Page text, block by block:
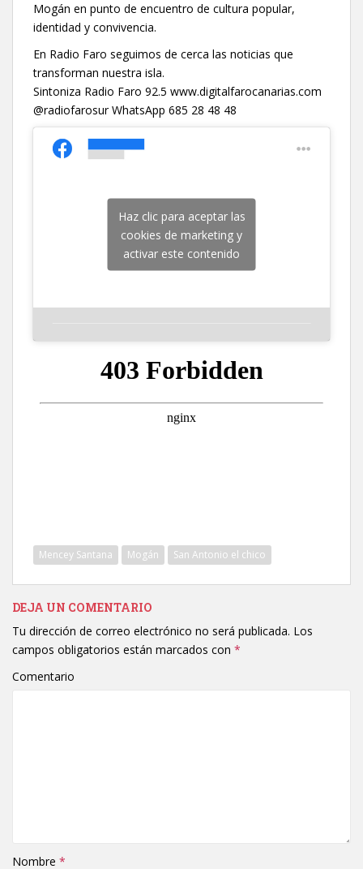
Mogán en punto de encuentro de cultura popular,
identidad y convivencia.
En Radio Faro seguimos de cerca las noticias que
transforman nuestra isla.
Sintoniza Radio Faro 92.5 www.digitalfarocanarias.com
@radiofarosur WhatsApp 685 28 48 48
Haz clic para aceptar las
cookies de marketing y
activar este contenido
Mencey Santana Mogán San Antonio el chico
DEJA UN COMENTARIO
Tu dirección de correo electrónico no será publicada. Los
campos obligatorios están marcados con *
Comentario
Nombre *